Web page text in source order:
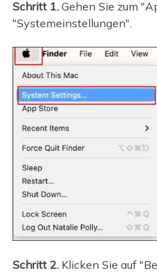
Schritt 1.Gehen Sie zum
"Systemeinstellungen".
Schritt 2. Klicken Sie auf